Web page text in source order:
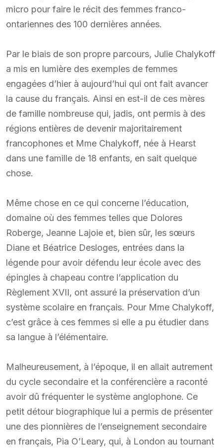
micro pour faire le récit des femmes franco-
ontariennes des 100 dernières années.
Par le biais de son propre parcours, Julie Chalykoff
a mis en lumière des exemples de femmes
engagées d’hier à aujourd’hui qui ont fait avancer
la cause du français. Ainsi en est-il de ces mères
de famille nombreuse qui, jadis, ont permis à des
régions entières de devenir majoritairement
francophones et Mme Chalykoff, née à Hearst
dans une famille de 18 enfants, en sait quelque
chose.
Même chose en ce qui concerne l’éducation,
domaine où des femmes telles que Dolores
Roberge, Jeanne Lajoie et, bien sûr, les sœurs
Diane et Béatrice Desloges, entrées dans la
légende pour avoir défendu leur école avec des
épingles à chapeau contre l’application du
Règlement XVII, ont assuré la préservation d’un
système scolaire en français. Pour Mme Chalykoff,
c’est grâce à ces femmes si elle a pu étudier dans
sa langue à l’élémentaire.
Malheureusement, à l’époque, il en allait autrement
du cycle secondaire et la conférencière a raconté
avoir dû fréquenter le système anglophone. Ce
petit détour biographique lui a permis de présenter
une des pionnières de l’enseignement secondaire
en français, Pia O’Leary, qui, à London au tournant